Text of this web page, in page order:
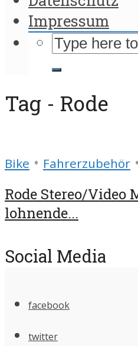
Impressum
Tag - Rode
Bike • Fahrerzubehör •
Rode Stereo/Video
lohnende...
Social Media
facebook
twitter